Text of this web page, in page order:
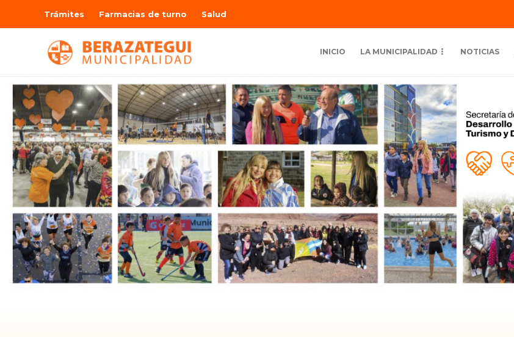
Trámites Farmacias de turno Salud
INICIO LA MUNICIPALIDAD NOTICIAS